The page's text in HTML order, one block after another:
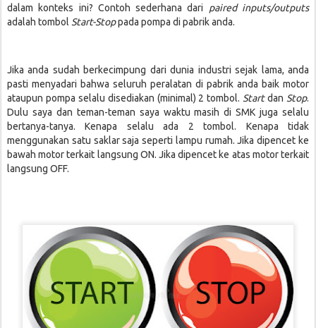
dalam konteks ini? Contoh sederhana dari paired inputs/outputs
adalah tombol Start-Stoppada pompa di pabrik anda.
Jika anda sudah berkecimpung dari dunia industri sejak lama, anda
pasti menyadari bahwa seluruh peralatan di pabrik anda baik motor
ataupun pompa selalu disediakan (minimal) 2 tombol. Startdan Stop.
Dulu saya dan teman-teman saya waktu masih di SMK juga selalu
bertanya-tanya. Kenapa selalu ada 2 tombol. Kenapa tidak
menggunakan satu saklar saja seperti lampu rumah. Jika dipencet ke
bawah motor terkait langsung ON. Jika dipencet ke atas motor terkait
langsung OFF.